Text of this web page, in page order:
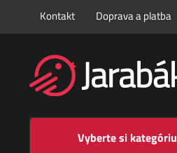
Kontakt Doprava a platba
Vyberte si kategóriu